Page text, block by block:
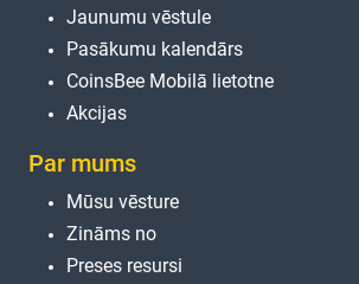
Jaunumu vēstule
Pasākumu kalendārs
CoinsBee Mobilā lietotne
Akcijas
Par mums
Mūsu vēsture
Zināms no
Preses resursi